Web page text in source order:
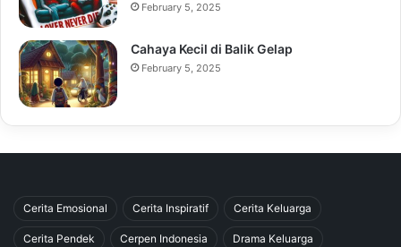
February 5, 2025
Cahaya Kecil di Balik Gelap
February 5, 2025
Cerita Emosional Cerita Inspiratif Cerita Keluarga
Cerita Pendek Cerpen Indonesia Drama Keluarga